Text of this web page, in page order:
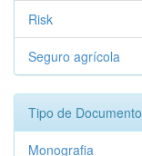
Risk
Seguro agrícola
Tipo de Documento
Monografia